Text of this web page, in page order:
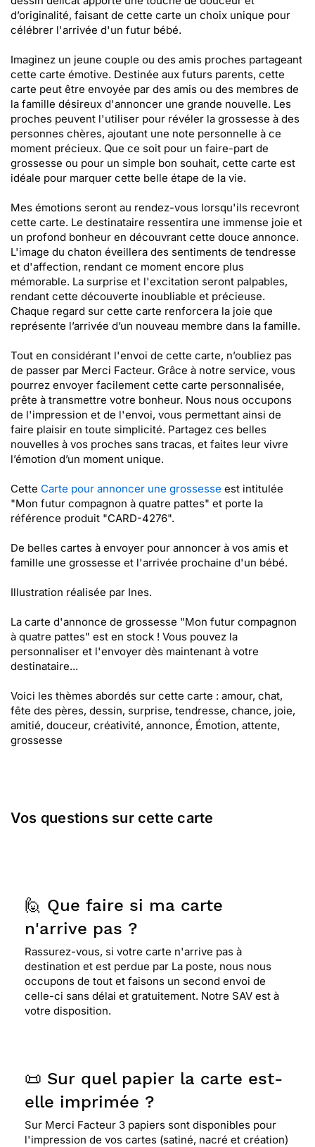
d’originalité, faisant de cette carte un choix unique pour
célébrer l'arrivée d'un futur bébé.
Imaginez un jeune couple ou des amis proches partageant
cette carte émotive. Destinée aux futurs parents, cette
carte peut être envoyée par des amis ou des membres de
la famille désireux d'annoncer une grande nouvelle. Les
proches peuvent l'utiliser pour révéler la grossesse à des
personnes chères, ajoutant une note personnelle à ce
moment précieux. Que ce soit pour un faire-part de
grossesse ou pour un simple bon souhait, cette carte est
idéale pour marquer cette belle étape de la vie.
Mes émotions seront au rendez-vous lorsqu'ils recevront
cette carte. Le destinataire ressentira une immense joie et
un profond bonheur en découvrant cette douce annonce.
L'image du chaton éveillera des sentiments de tendresse
et d'affection, rendant ce moment encore plus
mémorable. La surprise et l'excitation seront palpables,
rendant cette découverte inoubliable et précieuse.
Chaque regard sur cette carte renforcera la joie que
représente l’arrivée d’un nouveau membre dans la famille.
Tout en considérant l'envoi de cette carte, n’oubliez pas
de passer par Merci Facteur. Grâce à notre service, vous
pourrez envoyer facilement cette carte personnalisée,
prête à transmettre votre bonheur. Nous nous occupons
de l'impression et de l'envoi, vous permettant ainsi de
faire plaisir en toute simplicité. Partagez ces belles
nouvelles à vos proches sans tracas, et faites leur vivre
l’émotion d’un moment unique.
Cette Carte pour annoncer une grossesse est intitulée
"Mon futur compagnon à quatre pattes" et porte la
référence produit "CARD-4276".
De belles cartes à envoyer pour annoncer à vos amis et
famille une grossesse et l'arrivée prochaine d'un bébé.
Illustration réalisée par Ines.
La carte d'annonce de grossesse "Mon futur compagnon
à quatre pattes" est en stock ! Vous pouvez la
personnaliser et l'envoyer dès maintenant à votre
destinataire...
Voici les thèmes abordés sur cette carte : amour, chat,
fête des pères, dessin, surprise, tendresse, chance, joie,
amitié, douceur, créativité, annonce, Émotion, attente,
grossesse
Vos questions sur cette carte
🙋 Que faire si ma carte
n'arrive pas ?
Rassurez-vous, si votre carte n'arrive pas à
destination et est perdue par La poste, nous nous
occupons de tout et faisons un second envoi de
celle-ci sans délai et gratuitement. Notre SAV est à
votre disposition.
📜 Sur quel papier la carte est-
elle imprimée ?
Sur Merci Facteur 3 papiers sont disponibles pour
l'impression de vos cartes (satiné, nacré et création)